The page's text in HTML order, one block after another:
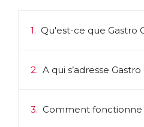
1. Qu'est-ce que Gastro
2. A qui s’adresse Gastro
3. Comment fonctionne